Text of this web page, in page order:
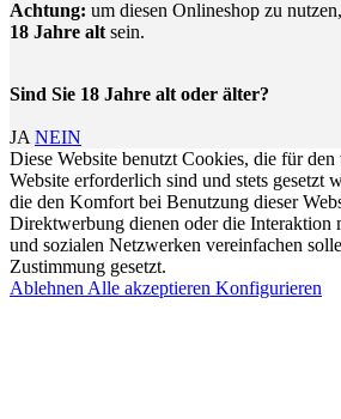
Achtung: um diesen Onlineshop zu
18 Jahre alt sein.
Sind Sie 18 Jahre alt oder älter?
JA NEIN
Diese Website benutzt Cookies, die für
Website erforderlich sind und stets gesetzt
die den Komfort bei Benutzung dieser
Direktwerbung dienen oder die Interaktion
und sozialen Netzwerken vereinfachen
Zustimmung gesetzt.
Ablehnen Alle akzeptieren Konfigurieren